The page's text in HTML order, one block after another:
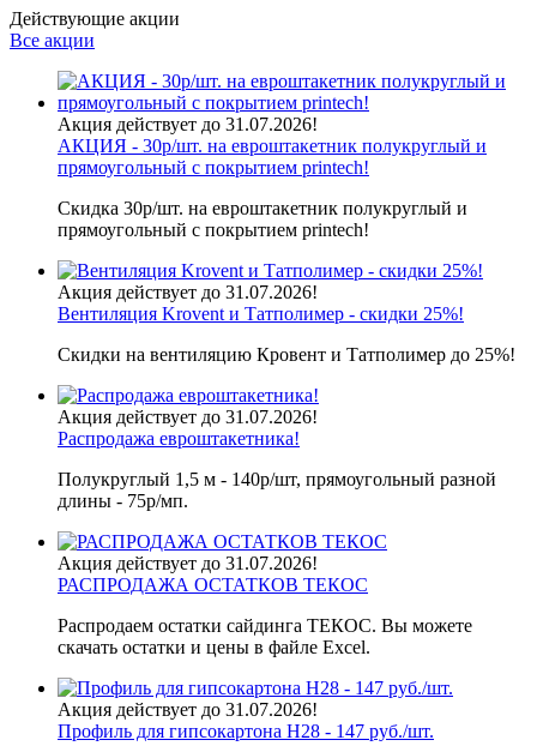
Действующие акции
Все акции
Акция действует до 31.07.2026!
АКЦИЯ - 30р/шт. на евроштакетник полукруглый и
прямоугольный с покрытием printech!
Скидка 30р/шт. на евроштакетник полукруглый и
прямоугольный с покрытием printech!
Акция действует до 31.07.2026!
Вентиляция Krovent и Татполимер - скидки 25%!
Скидки на вентиляцию Кровент и Татполимер до 25%!
Акция действует до 31.07.2026!
Распродажа евроштакетника!
Полукруглый 1,5 м - 140р/шт, прямоугольный разной
длины - 75р/мп.
Акция действует до 31.07.2026!
РАСПРОДАЖА ОСТАТКОВ ТЕКОС
Распродаем остатки сайдинга ТЕКОС. Вы можете
скачать остатки и цены в файле Excel.
Акция действует до 31.07.2026!
Профиль для гипсокартона H28 - 147 руб./шт.